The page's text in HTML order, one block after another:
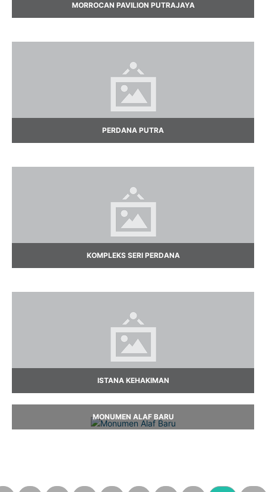
MORROCAN PAVILION PUTRAJAYA
PERDANA PUTRA
KOMPLEKS SERI PERDANA
ISTANA KEHAKIMAN
MONUMEN ALAF BARU